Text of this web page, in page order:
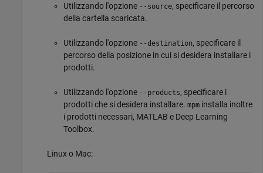
Utilizzando l'opzione --source, specificare il percorso
della cartella scaricata.
Utilizzando l'opzione --destination, specificare il
percorso della posizione in cui si desidera installare i
prodotti.
Utilizzando l'opzione --products, specificare i
prodotti che si desidera installare. mpm installa inoltre
i prodotti necessari, MATLAB e Deep Learning
Toolbox.
Linux o Mac: